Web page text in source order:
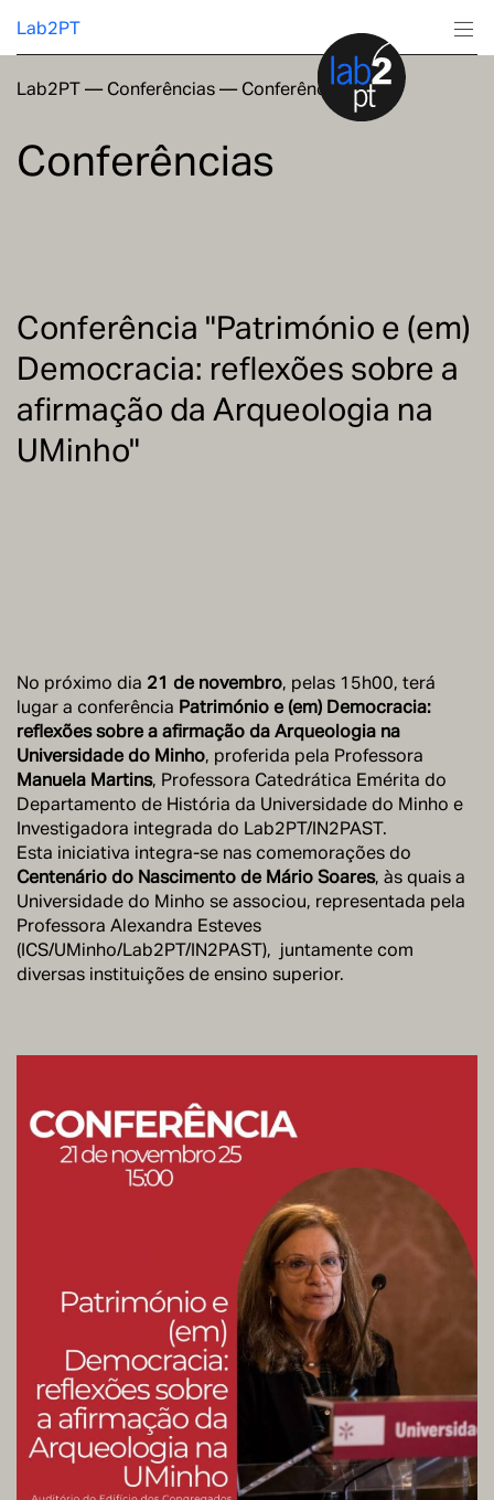
Lab2PT
Investigação
Formação
Lab2PT— Conferências—Conferências
Conferências
Conferência "Património e (em)
Democracia: reflexões sobre a
afirmação da Arqueologia na
UMinho"
No próximo dia 21 de novembro, pelas 15h00, terá
lugar a conferência Património e (em) Democracia:
reflexões sobre a afirmação da Arqueologia na
Universidade do Minho, proferida pela Professora
Manuela Martins, Professora Catedrática Emérita do
Departamento de História da Universidade do Minho e
Investigadora integrada do Lab2PT/IN2PAST.
Esta iniciativa integra-se nas comemorações do
Centenário do Nascimento de Mário Soares, às quais a
Universidade do Minho se associou, representada pela
Professora Alexandra Esteves
(ICS/UMinho/Lab2PT/IN2PAST), juntamente com
diversas instituições de ensino superior.